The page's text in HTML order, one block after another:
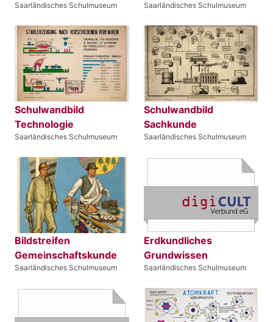
Saarländisches Schulmuseum Saarländisches Schulmuseum
Schulwandbild
Technologie
Saarländisches Schulmuseum
Schulwandbild
Sachkunde
Saarländisches Schulmuseum
Bildstreifen
Gemeinschaftskunde
Saarländisches Schulmuseum
Erdkundliches
Grundwissen
Saarländisches Schulmuseum